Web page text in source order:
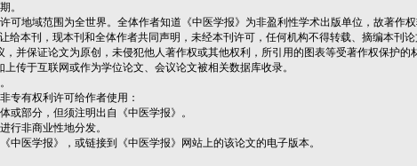
。
可地域范围为全世界。全体作者知道《中医学报》为非盈利性学术出版单位，故著作
给本刊，现本刊和全体作者共同声明，未经本刊许可，任何机构不得转载、摘编本刊
并保证论文为原创，未侵犯他人著作权或其他权利，所引用的图表等受著作权保护
传于互联网或作为学位论文、会议论文被相关数据库收录。
专有权利许可给作者使用：
或部分，但须注明出自《中医学报》。
行非商业性地分发。
中医学报》，或链接到《中医学报》网站上的该论文的电子版本。